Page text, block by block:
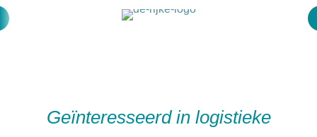
Geïnteresseerd in logistieke